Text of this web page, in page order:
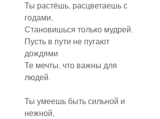
Ты растёшь, расцветаешь с
годами,
Становишься только мудрей.
Пусть в пути не пугают
дождями
Те мечты, что важны для
людей.
Ты умеешь быть сильной и
нежной,